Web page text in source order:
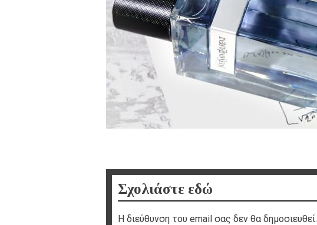
Σχολιάστε εδώ
Η διεύθυνση του email σας δεν θα δημοσιευθεί.